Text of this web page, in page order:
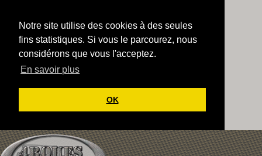
Notre site utilise des cookies à des seules
fins statistiques. Si vous le parcourez, nous
considérons que vous l'acceptez.
En savoir plus
OK